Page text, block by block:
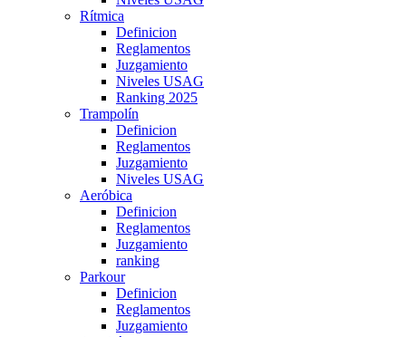
Rítmica
Definicion
Reglamentos
Juzgamiento
Niveles USAG
Ranking 2025
Trampolín
Definicion
Reglamentos
Juzgamiento
Niveles USAG
Aeróbica
Definicion
Reglamentos
Juzgamiento
ranking
Parkour
Definicion
Reglamentos
Juzgamiento